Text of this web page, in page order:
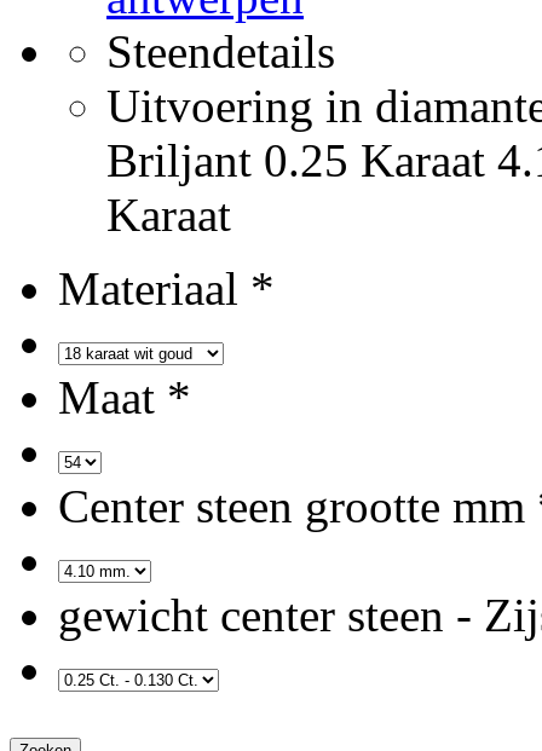
Steendetails
Uitvoering in
Briljant 0.25 Karaat
Karaat
Materiaal *
Maat *
Center steen grootte
gewicht center steen -